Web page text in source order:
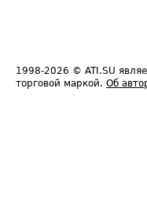
1998-2026 © ATI.SU
торговой маркой. Об